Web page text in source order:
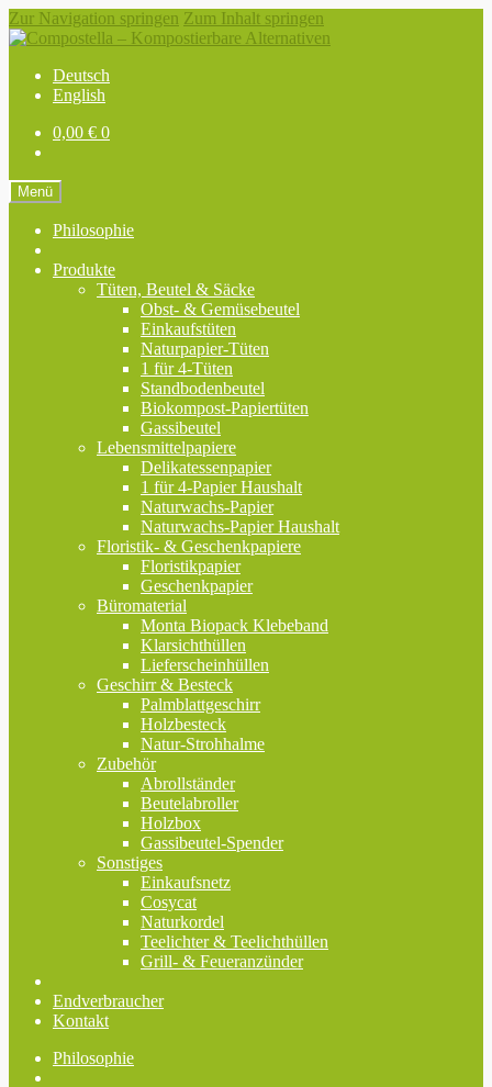
Zur Navigation springen Zum Inhalt springen
Deutsch
English
0,00 € 0
Menü
Philosophie
Produkte
Tüten, Beutel & Säcke
Obst- & Gemüsebeutel
Einkaufstüten
Naturpapier-Tüten
1 für 4-Tüten
Standbodenbeutel
Biokompost-Papiertüten
Gassibeutel
Lebensmittelpapiere
Delikatessenpapier
1 für 4-Papier Haushalt
Naturwachs-Papier
Naturwachs-Papier Haushalt
Floristik- & Geschenkpapiere
Floristikpapier
Geschenkpapier
Büromaterial
Monta Biopack Klebeband
Klarsichthüllen
Lieferscheinhüllen
Geschirr & Besteck
Palmblattgeschirr
Holzbesteck
Natur-Strohhalme
Zubehör
Abrollständer
Beutelabroller
Holzbox
Gassibeutel-Spender
Sonstiges
Einkaufsnetz
Cosycat
Naturkordel
Teelichter & Teelichthüllen
Grill- & Feueranzünder
Endverbraucher
Kontakt
Philosophie